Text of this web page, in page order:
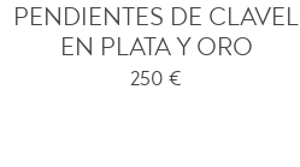
PENDIENTES DE CLAVEL
EN PLATA Y ORO
250€